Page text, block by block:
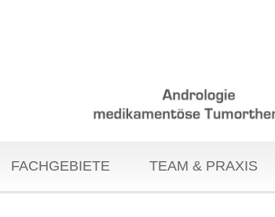
FACHGEBIETE TEAM & PRAXIS